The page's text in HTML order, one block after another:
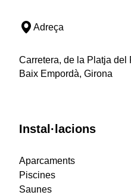
Adreça
Carretera, de la Platja del
Baix Empordà, Girona
Instal·lacions
Aparcaments
Piscines
Saunes